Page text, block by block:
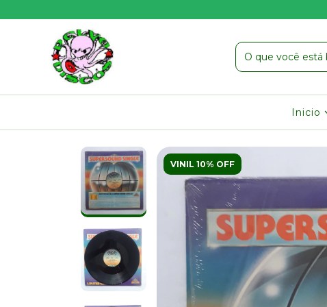
Inicio
VINIL 10% OFF